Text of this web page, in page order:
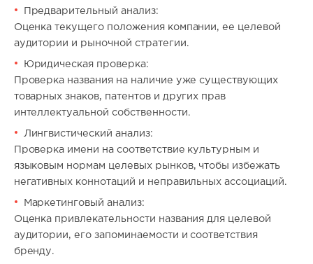
Предварительный анализ:
Оценка текущего положения компании, ее целевой
аудитории и рыночной стратегии.
Юридическая проверка:
Проверка названия на наличие уже существующих
товарных знаков, патентов и других прав
интеллектуальной собственности.
Лингвистический анализ:
Проверка имени на соответствие культурным и
языковым нормам целевых рынков, чтобы избежать
негативных коннотаций и неправильных ассоциаций.
Маркетинговый анализ:
Оценка привлекательности названия для целевой
аудитории, его запоминаемости и соответствия
бренду.